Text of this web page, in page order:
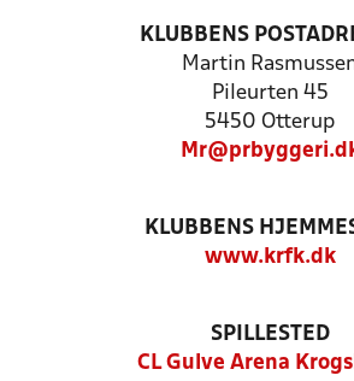
KLUBBENS
Martin
Pileurten 45
5450 Otterup
KLUBBENS
www.krfk.dk
SPILLESTED
CL Gulve Arena